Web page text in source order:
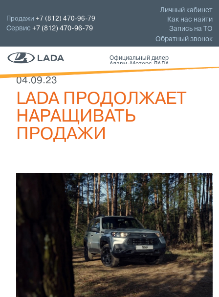
Личный кабинет
Как нас найти
Запись на ТО
Обратный звонок
Продажи+7 (812) 470-96-79
Сервис+7 (812) 470-96-79
Официальный дилер
Аларм-Моторс ЛАДА
04.09.23
LADA ПРОДОЛЖАЕТ
НАРАЩИВАТЬ
ПРОДАЖИ